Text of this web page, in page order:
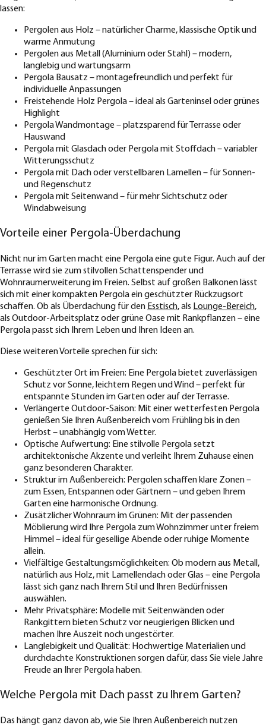
lassen:
Pergolen aus Holz – natürlicher Charme, klassische Optik und
warme Anmutung
Pergolen aus Metall (Aluminium oder Stahl) – modern,
langlebig und wartungsarm
Pergola Bausatz – montagefreundlich und perfekt für
individuelle Anpassungen
Freistehende Holz Pergola – ideal als Garteninsel oder grünes
Highlight
Pergola Wandmontage – platzsparend für Terrasse oder
Hauswand
Pergola mit Glasdach oder Pergola mit Stoffdach – variabler
Witterungsschutz
Pergola mit Dach oder verstellbaren Lamellen – für Sonnen-
und Regenschutz
Pergola mit Seitenwand – für mehr Sichtschutz oder
Windabweisung
Vorteile einer Pergola-Überdachung
Nicht nur im Garten macht eine Pergola eine gute Figur. Auch auf der
Terrasse wird sie zum stilvollen Schattenspender und
Wohnraumerweiterung im Freien. Selbst auf großen Balkonen lässt
sich mit einer kompakten Pergola ein geschützter Rückzugsort
schaffen. Ob als Überdachung für den Esstisch, als Lounge-Bereich,
als Outdoor-Arbeitsplatz oder grüne Oase mit Rankpflanzen – eine
Pergola passt sich Ihrem Leben und Ihren Ideen an.
Diese weiteren Vorteile sprechen für sich:
Geschützter Ort im Freien: Eine Pergola bietet zuverlässigen
Schutz vor Sonne, leichtem Regen und Wind – perfekt für
entspannte Stunden im Garten oder auf der Terrasse.
Verlängerte Outdoor-Saison: Mit einer wetterfesten Pergola
genießen Sie Ihren Außenbereich vom Frühling bis in den
Herbst – unabhängig vom Wetter.
Optische Aufwertung: Eine stilvolle Pergola setzt
architektonische Akzente und verleiht Ihrem Zuhause einen
ganz besonderen Charakter.
Struktur im Außenbereich: Pergolen schaffen klare Zonen –
zum Essen, Entspannen oder Gärtnern – und geben Ihrem
Garten eine harmonische Ordnung.
Zusätzlicher Wohnraum im Grünen: Mit der passenden
Möblierung wird Ihre Pergola zum Wohnzimmer unter freiem
Himmel – ideal für gesellige Abende oder ruhige Momente
allein.
Vielfältige Gestaltungsmöglichkeiten: Ob modern aus Metall,
natürlich aus Holz, mit Lamellendach oder Glas – eine Pergola
lässt sich ganz nach Ihrem Stil und Ihren Bedürfnissen
auswählen.
Mehr Privatsphäre: Modelle mit Seitenwänden oder
Rankgittern bieten Schutz vor neugierigen Blicken und
machen Ihre Auszeit noch ungestörter.
Langlebigkeit und Qualität: Hochwertige Materialien und
durchdachte Konstruktionen sorgen dafür, dass Sie viele Jahre
Freude an Ihrer Pergola haben.
Welche Pergola mit Dach passt zu Ihrem Garten?
Das hängt ganz davon ab, wie Sie Ihren Außenbereich nutzen